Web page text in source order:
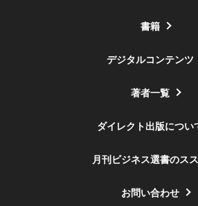
書籍
デジタルコンテンツ
著者一覧
ダイレクト出版につい
月刊ビジネス選書のス
お問い合わせ